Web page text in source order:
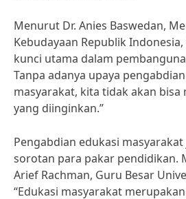
Menurut Dr. Anies Baswedan,
Kebudayaan Republik
kunci utama dalam
Tanpa adanya upaya
masyarakat, kita tidak akan bisa
yang diinginkan.”
Pengabdian edukasi
sorotan para pakar pendidikan.
Arief Rachman, Guru Besar
“Edukasi masyarakat